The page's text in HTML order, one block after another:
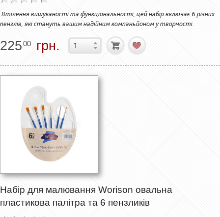
Втілення вишуканості та функціональності, цей набір включає 6 різних
пензлів, які стануть вашим надійним компаньйоном у творчості.
22500 грн.
Набір для малювання Worison овальна
пластикова палітра та 6 пензликів